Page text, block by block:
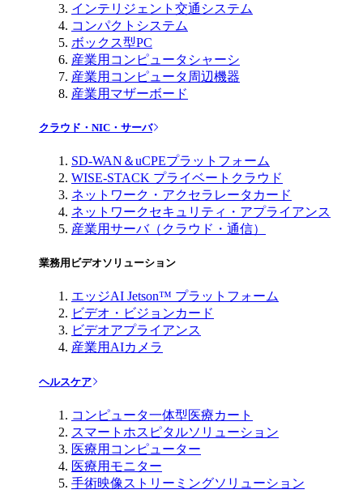
インテリジェント交通システム
コンパクトシステム
ボックス型PC
産業用コンピュータシャーシ
産業用コンピュータ周辺機器
産業用マザーボード
クラウド・NIC・サーバ
SD-WAN＆uCPEプラットフォーム
WISE-STACK プライベートクラウド
ネットワーク・アクセラレータカード
ネットワークセキュリティ・アプライアンス
産業用サーバ（クラウド・通信）
業務用ビデオソリューション
エッジAI Jetson™ プラットフォーム
ビデオ・ビジョンカード
ビデオアプライアンス
産業用AIカメラ
ヘルスケア
コンピュータ一体型医療カート
スマートホスピタルソリューション
医療用コンピューター
医療用モニター
手術映像ストリーミングソリューション